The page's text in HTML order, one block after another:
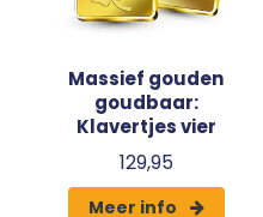
Massief gouden
goudbaar:
Klavertjes vier
129,95
Meer info